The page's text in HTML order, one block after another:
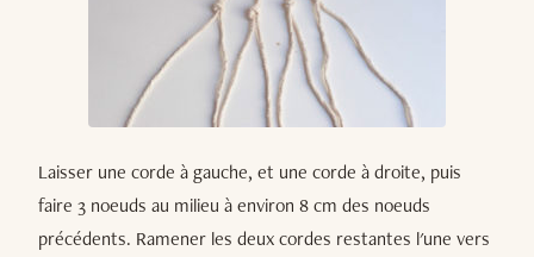
Laisser une corde à gauche, et une corde à droite, puis
faire 3 noeuds au milieu à environ 8 cm des noeuds
précédents. Ramener les deux cordes restantes l'une vers